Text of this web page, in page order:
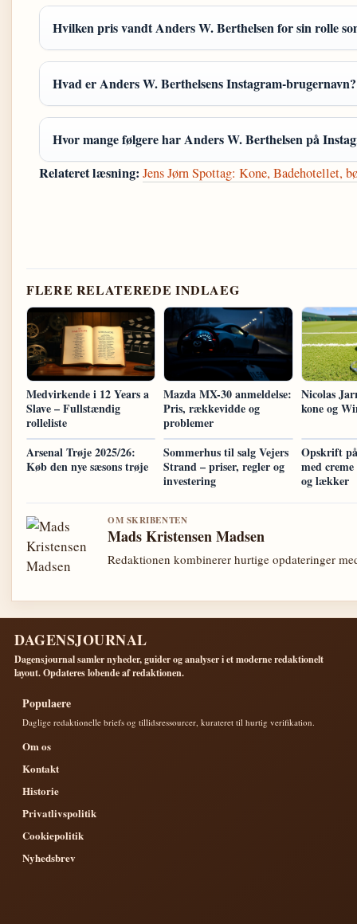
Hvilken pris vandt Anders W. Berthelsen for sin rolle
Hvad er Anders W. Berthelsens Instagram-brugernavn?
Hvor mange følgere har Anders W. Berthelsen på
Relateret læsning: Jens Jørn Spottag: Kone, Badehotellet,
FLERE RELATEREDE INDLAEG
Medvirkende i 12 Years a
Slave – Fullstændig
rolleliste
Mazda MX-30 anmeldelse:
Pris, rækkevidde og
problemer
Nicolas
kone og
Arsenal Trøje 2025/26:
Køb den nye sæsons trøje
Sommerhus til salg Vejers
Strand – priser, regler og
investering
Opskrift
med
og lækker
OM SKRIBENTEN
Mads Kristensen Madsen
Redaktionen kombinerer hurtige opdateringer
DAGENSJOURNAL
Dagensjournal samler nyheder, guider og analyser i et moderne redaktionelt
layout. Opdateres lobende af redaktionen.
Populaere
Daglige redaktionelle briefs og tillidsressourcer, kurateret til hurtig verifikation.
Om os
Kontakt
Historie
Privatlivspolitik
Cookiepolitik
Nyhedsbrev